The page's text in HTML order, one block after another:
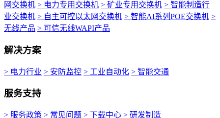
网交换机 > 电力专用交换机 > 矿业专用交换机 > 智能制造行
业交换机 > 自主可控以太网交换机 > 智能AI系列POE交换机 >
无线产品 > 可信无线WAPI产品
解决方案
> 电力行业 > 安防监控 > 工业自动化 > 智能交通
服务支持
> 服务政策 > 常见问题 > 下载中心 > 研发制造